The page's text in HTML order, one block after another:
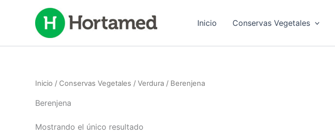
contenido
Inicio Conservas Vegetales
Inicio / Conservas Vegetales / Verdura / Berenjena
Berenjena
Mostrando el único resultado